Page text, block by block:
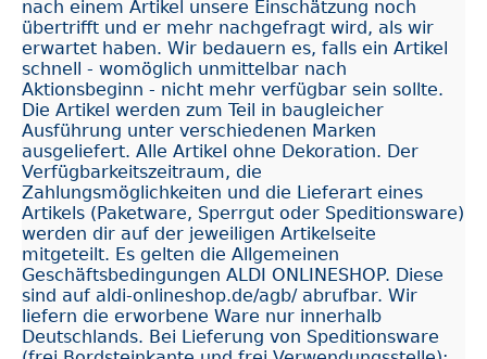
nach einem Artikel unsere Einschätzung noch
übertrifft und er mehr nachgefragt wird, als wir
erwartet haben. Wir bedauern es, falls ein Artikel
schnell - womöglich unmittelbar nach
Aktionsbeginn - nicht mehr verfügbar sein sollte.
Die Artikel werden zum Teil in baugleicher
Ausführung unter verschiedenen Marken
ausgeliefert. Alle Artikel ohne Dekoration. Der
Verfügbarkeitszeitraum, die
Zahlungsmöglichkeiten und die Lieferart eines
Artikels (Paketware, Sperrgut oder Speditionsware)
werden dir auf der jeweiligen Artikelseite
mitgeteilt. Es gelten die Allgemeinen
Geschäftsbedingungen ALDI ONLINESHOP. Diese
sind auf aldi-onlineshop.de/agb/ abrufbar. Wir
liefern die erworbene Ware nur innerhalb
Deutschlands. Bei Lieferung von Speditionsware